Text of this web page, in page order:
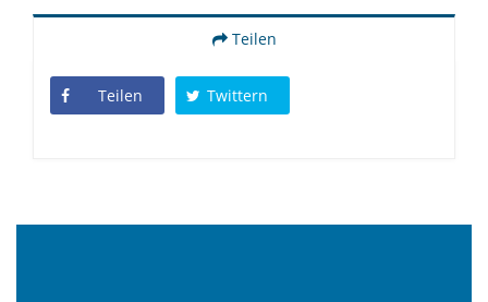
Teilen
Teilen Twittern